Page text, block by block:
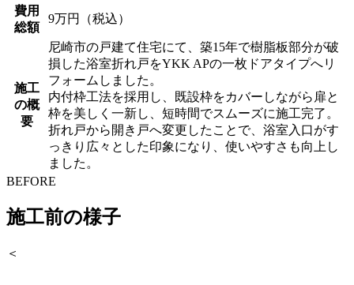
費用
総額
9万円（税込）
施工
の概
要
尼崎市の戸建て住宅にて、築15年で樹脂板部分が破
損した浴室折れ戸をYKK APの一枚ドアタイプへリ
フォームしました。
内付枠工法を採用し、既設枠をカバーしながら扉と
枠を美しく一新し、短時間でスムーズに施工完了。
折れ戸から開き戸へ変更したことで、浴室入口がす
っきり広々とした印象になり、使いやすさも向上し
ました。
BEFORE
施工前の様子
＜